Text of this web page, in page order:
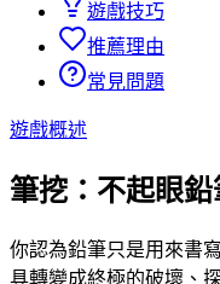
遊戲技巧
推薦理由
常見問題
遊戲概述
筆挖：不起眼
你認為鉛筆只是用來書
具轉變成終極的破壞、